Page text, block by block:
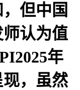
但中国
认为值
年
，虽然